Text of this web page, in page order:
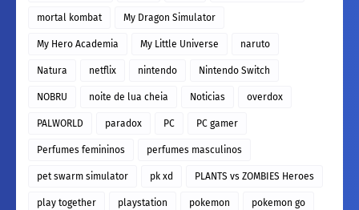
mortal kombat My Dragon Simulator
My Hero Academia My Little Universe naruto
Natura netflix nintendo Nintendo Switch
NOBRU noite de lua cheia Noticias overdox
PALWORLD paradox PC PC gamer
Perfumes femininos perfumes masculinos
pet swarm simulator pk xd PLANTS vs ZOMBIES Heroes
play together playstation pokemon pokemon go